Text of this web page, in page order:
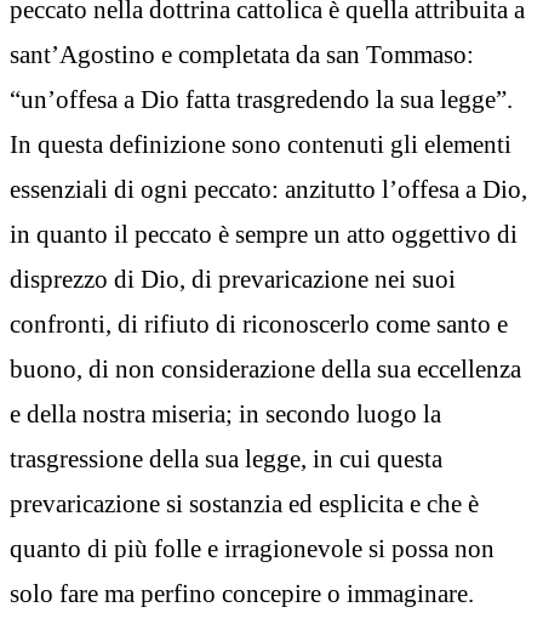
peccato nella dottrina cattolica è quella attribuita a
sant’Agostino e completata da san Tommaso:
“un’offesa a Dio fatta trasgredendo la sua legge”.
In questa definizione sono contenuti gli elementi
essenziali di ogni peccato: anzitutto l’offesa a Dio,
in quanto il peccato è sempre un atto oggettivo di
disprezzo di Dio, di prevaricazione nei suoi
confronti, di rifiuto di riconoscerlo come santo e
buono, di non considerazione della sua eccellenza
e della nostra miseria; in secondo luogo la
trasgressione della sua legge, in cui questa
prevaricazione si sostanzia ed esplicita e che è
quanto di più folle e irragionevole si possa non
solo fare ma perfino concepire o immaginare.